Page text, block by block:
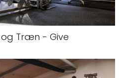
Træn - Give